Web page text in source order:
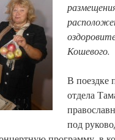
Кошевого.
В поездке
отдела
под